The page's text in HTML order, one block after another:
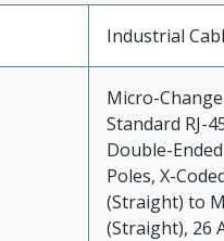
Industrial
Micro-
Standard RJ-
Double-
Poles, X-
(Straight) to
(Straight), 26